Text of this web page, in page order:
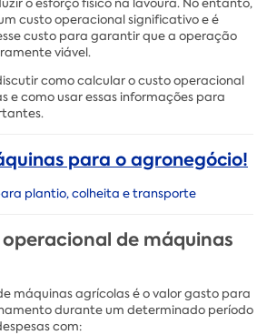
custo operacional significativo e é
custo para garantir que a operação
viável.
como calcular o custo operacional
e como usar essas informações para
para o agronegócio!
plantio, colheita e transporte
de máquinas
máquinas agrícolas é o valor gasto para
durante um determinado período
com: